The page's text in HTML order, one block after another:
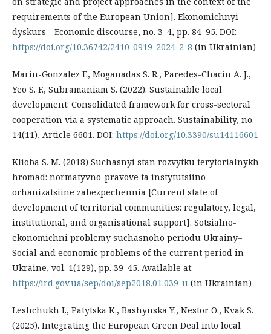
requirements of the European Union]. Ekonomichnyi
dyskurs - Economic discourse, no. 3–4, pp. 84–95. DOI:
https://doi.org/10.36742/2410-0919-2024-2-8 (in Ukrainian)
Marin-Gonzalez F., Moganadas S. R., Paredes-Chacin A. J.,
Yeo S. F., Subramaniam S. (2022). Sustainable local
development: Consolidated framework for cross-sectoral
cooperation via a systematic approach. Sustainability, no.
14(11), Article 6601. DOI: https://doi.org/10.3390/su14116601
Klioba S. M. (2018) Suchasnyi stan rozvytku terytorialnykh
hromad: normatyvno-pravove ta instytutsiino-
orhanizatsiine zabezpechennia [Current state of
development of territorial communities: regulatory, legal,
institutional, and organisational support]. Sotsialno-
ekonomichni problemy suchasnoho periodu Ukrainy–
Social and economic problems of the current period in
Ukraine, vol. 1(129), pp. 39–45. Available at:
https://ird.gov.ua/sep/doi/sep2018.01.039_u (in Ukrainian)
Leshchukh I., Patytska K., Bashynska Y., Nestor O., Kvak S.
(2025). Integrating the European Green Deal into local